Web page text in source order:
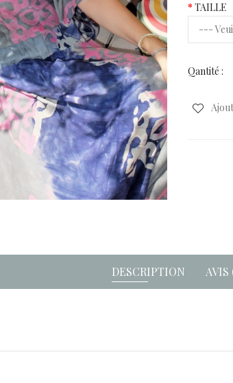
TAILLE
Qantité :
DESCRIPTION AVIS